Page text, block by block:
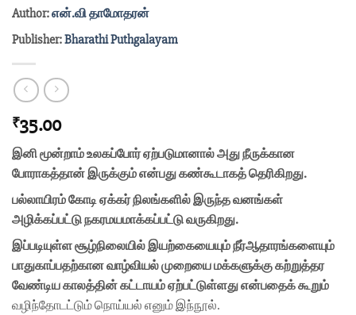
Author:என்.வி தாமோதரன்
Publisher:Bharathi Puthgalayam
₹35.00
இனி மூன்றாம் உலகப்போர் ஏற்படுமானால் அது நீருக்கான
போராகத்தான் இருக்கும் என்பது கண்கூடாகத் தெரிகிறது.
பல்லாயிரம் கோடி ஏக்கர் நிலங்களில் இருந்த வனங்கள்
அழிக்கப்பட்டு நகரமயமாக்கப்பட்டு வருகிறது.
இப்படியுள்ள சூழ்நிலையில் இயற்கையையும் நீர்ஆதாரங்களையும்
பாதுகாப்பதற்கான வாழ்வியல் முறையை மக்களுக்கு கற்றுத்தர
வேண்டிய காலத்தின் கட்டாயம் ஏற்பட்டுள்ளது என்பதைக் கூறும்
வழிந்தோடட்டும் நொய்யல் எனும் இந்நூல்.